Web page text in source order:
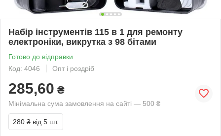
Набір інструментів 115 в 1 для ремонту
електроніки, викрутка з 98 бітами
Готово до відправки
Код: 4046
Опт і роздріб
285,60 ₴
Мінімальна сума замовлення на сайті — 500 ₴
280 ₴ від 5 шт.